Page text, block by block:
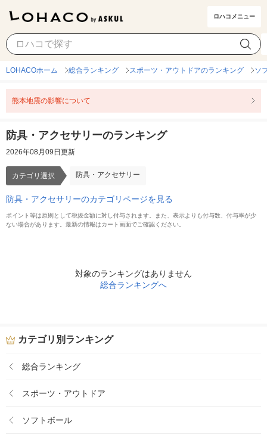
ロハコメニュー
防具・アクセサリー カテゴリ選択
LOHACOホーム 総合ランキング スポーツ・アウトドアのランキング ソ
熊本地震の影響について
防具・アクセサリーのランキング
2026年08月09日更新
カテゴリ選択 防具・アクセサリー
防具・アクセサリーのカテゴリページを見る
ポイント等は原則として税抜金額に対し付与されます。また、表示よりも付与数、付与率が少
ない場合があります。最新の情報はカート画面でご確認ください。
対象のランキングはありません
総合ランキングへ
カテゴリ別ランキング
総合ランキング
スポーツ・アウトドア
ソフトボール